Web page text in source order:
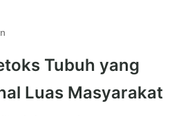
Tubuh yang
Luas Masyarakat